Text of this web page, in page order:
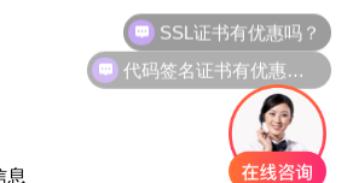
代码签名证书有优惠吗？